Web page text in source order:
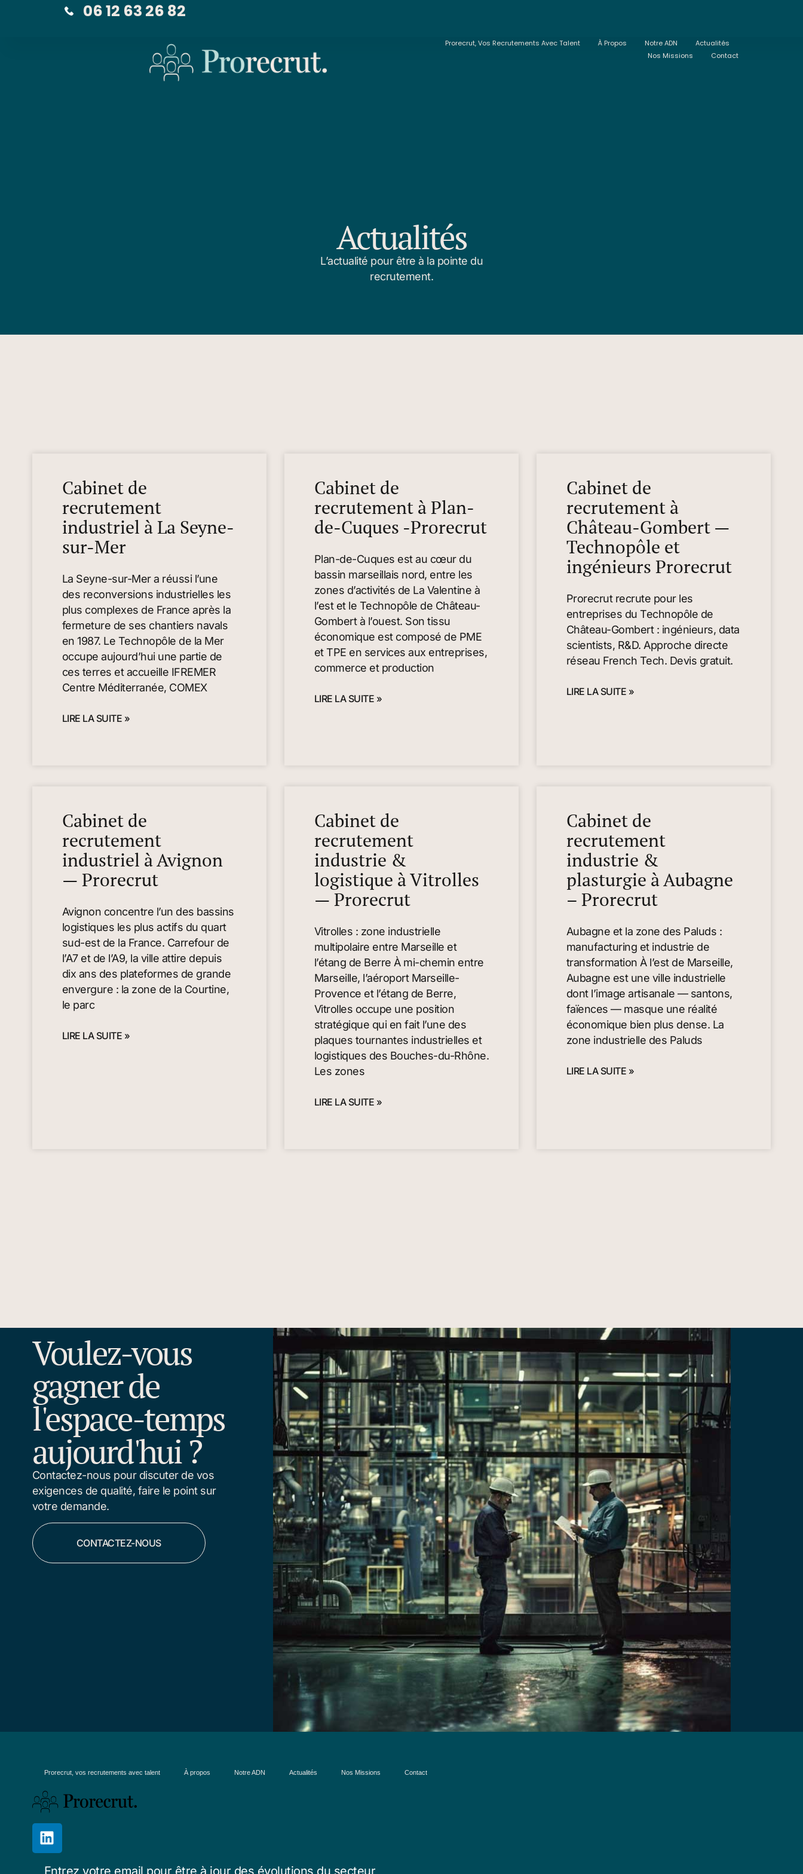
06 12 63 26 82
Prorecrut, Vos Recrutements Avec Talent À Propos Notre ADN
Actualités
Nos Missions
Contact
Actualités
L’actualité pour être à la pointe du
recrutement.
Cabinet de
recrutement
industriel à La Seyne-
sur-Mer
La Seyne-sur-Mer a réussi l’une
des reconversions industrielles les
plus complexes de France après la
fermeture de ses chantiers navals
en 1987. Le Technopôle de la Mer
occupe aujourd’hui une partie de
ces terres et accueille IFREMER
Centre Méditerranée, COMEX
LIRE LA SUITE »
Cabinet de
recrutement à Plan-
de-Cuques -Prorecrut
Plan-de-Cuques est au cœur du
bassin marseillais nord, entre les
zones d’activités de La Valentine à
l’est et le Technopôle de Château-
Gombert à l’ouest. Son tissu
économique est composé de PME
et TPE en services aux entreprises,
commerce et production
LIRE LA SUITE »
Cabinet de
recrutement à
Château-Gombert —
Technopôle et
ingénieurs Prorecrut
Prorecrut recrute pour les
entreprises du Technopôle de
Château-Gombert : ingénieurs, data
scientists, R&D. Approche directe
réseau French Tech. Devis gratuit.
LIRE LA SUITE »
Cabinet de
recrutement
industriel à Avignon
— Prorecrut
Avignon concentre l’un des bassins
logistiques les plus actifs du quart
sud-est de la France. Carrefour de
l’A7 et de l’A9, la ville attire depuis
dix ans des plateformes de grande
envergure : la zone de la Courtine,
le parc
LIRE LA SUITE »
Cabinet de
recrutement
industrie &
logistique à Vitrolles
— Prorecrut
Vitrolles : zone industrielle
multipolaire entre Marseille et
l’étang de Berre À mi-chemin entre
Marseille, l’aéroport Marseille-
Provence et l’étang de Berre,
Vitrolles occupe une position
stratégique qui en fait l’une des
plaques tournantes industrielles et
logistiques des Bouches-du-Rhône.
Les zones
LIRE LA SUITE »
Cabinet de
recrutement
industrie &
plasturgie à Aubagne
– Prorecrut
Aubagne et la zone des Paluds :
manufacturing et industrie de
transformation À l’est de Marseille,
Aubagne est une ville industrielle
dont l’image artisanale — santons,
faïences — masque une réalité
économique bien plus dense. La
zone industrielle des Paluds
LIRE LA SUITE »
Voulez-vous
gagner de
l'espace-temps
aujourd'hui ?
Contactez-nous pour discuter de vos
exigences de qualité, faire le point sur
votre demande.
CONTACTEZ-NOUS
Prorecrut, vos recrutements avec talent À propos Notre ADN Actualités Nos Missions Contact
Entrez votre email pour être à jour des évolutions du secteur